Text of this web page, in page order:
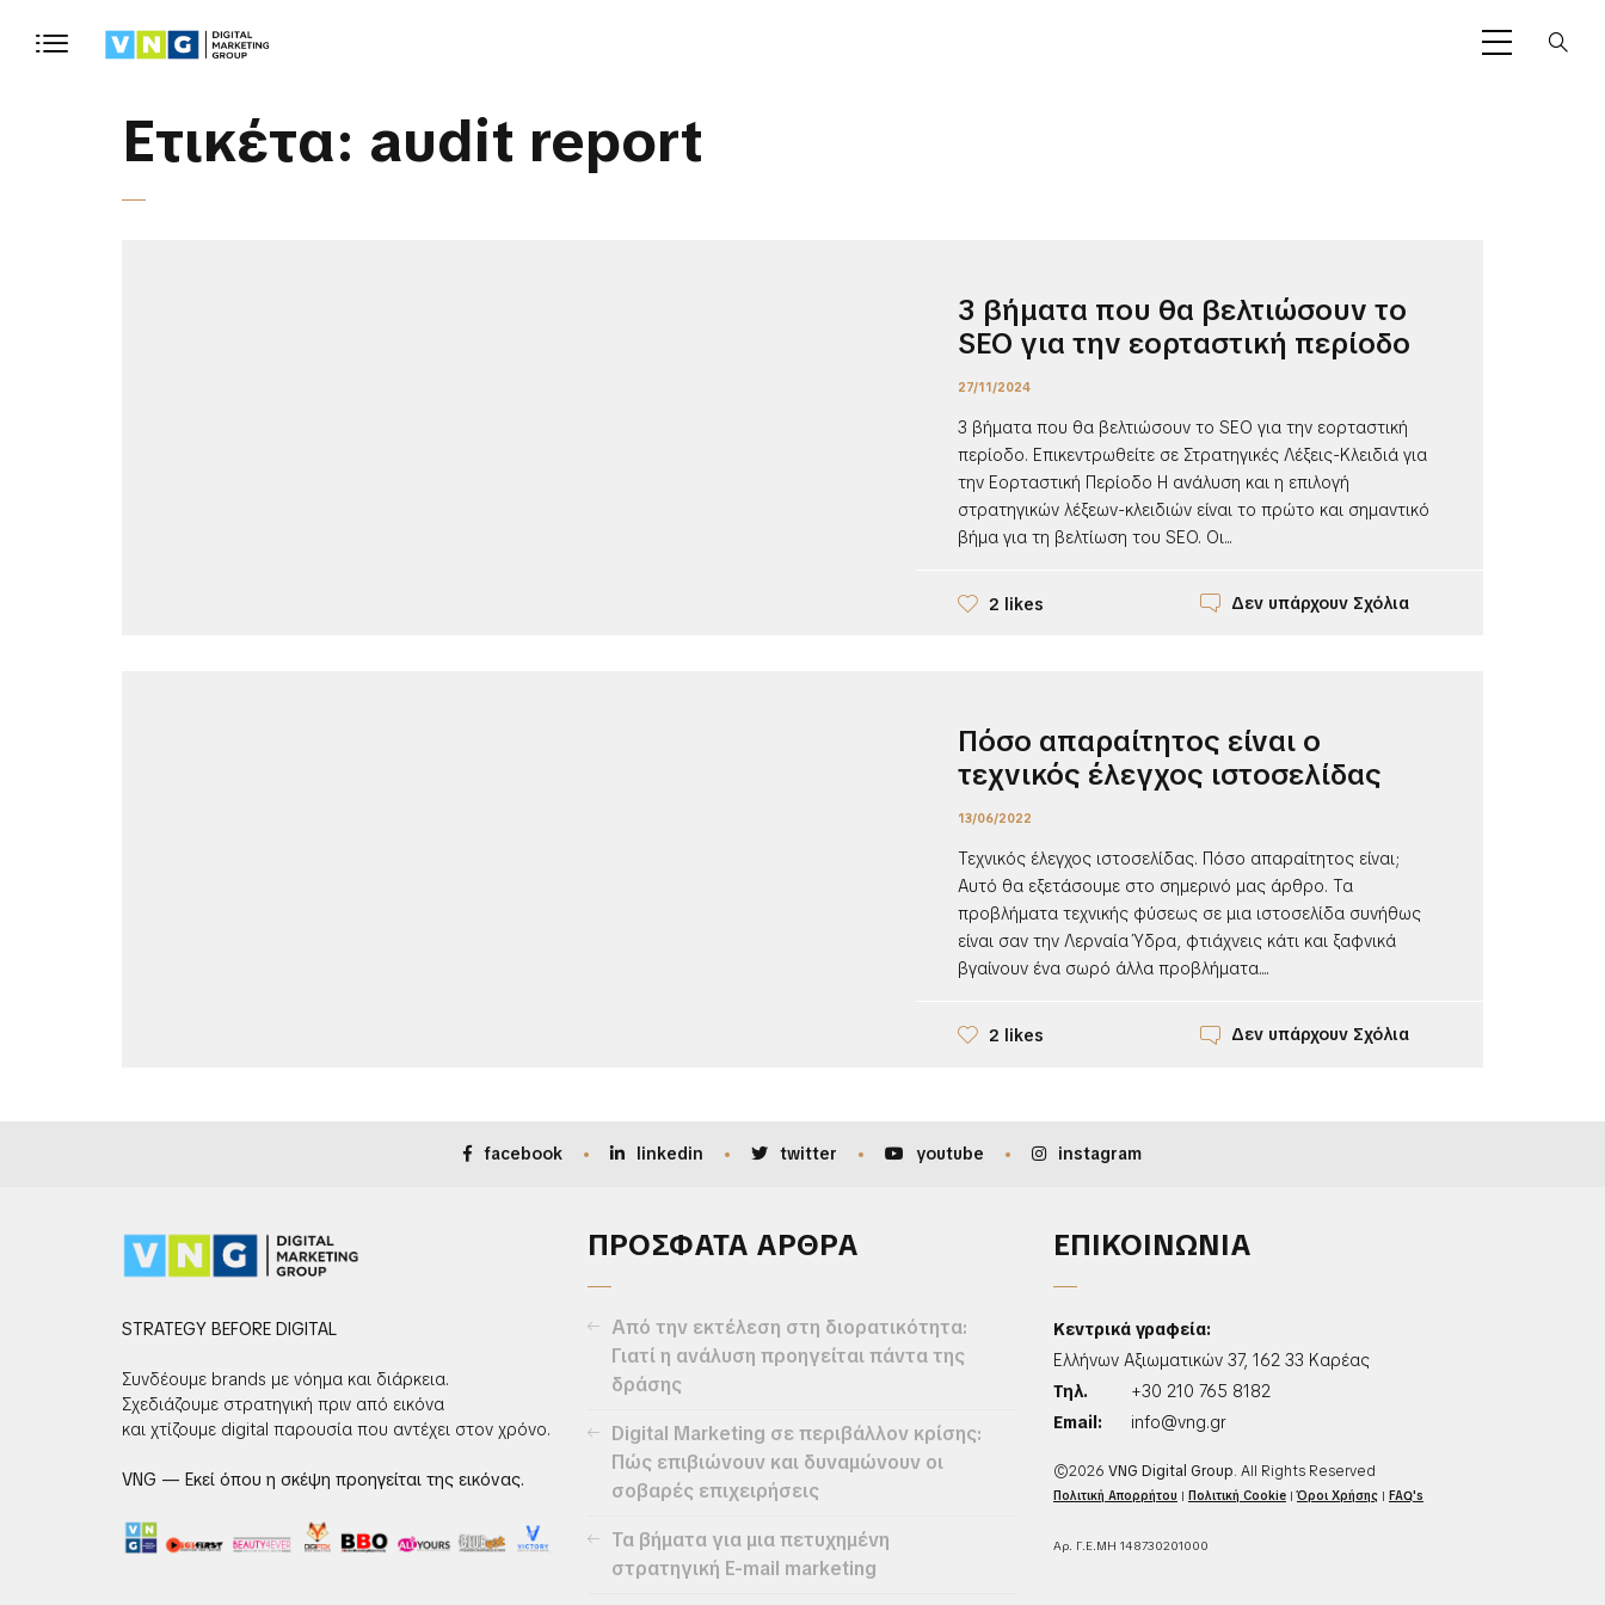
Ετικέτα: audit report
3 βήματα που θα βελτιώσουν το
SEO για την εορταστική περίοδο
27/11/2024
3 βήματα που θα βελτιώσουν το SEO για την εορταστική
περίοδο. Επικεντρωθείτε σε Στρατηγικές Λέξεις-Κλειδιά για
την Εορταστική Περίοδο Η ανάλυση και η επιλογή
στρατηγικών λέξεων-κλειδιών είναι το πρώτο και σημαντικό
βήμα για τη βελτίωση του SEO. Οι...
2 likes Δεν υπάρχουν Σχόλια
Πόσο απαραίτητος είναι ο
τεχνικός έλεγχος ιστοσελίδας
13/06/2022
Τεχνικός έλεγχος ιστοσελίδας. Πόσο απαραίτητος είναι;
Αυτό θα εξετάσουμε στο σημερινό μας άρθρο. Τα
προβλήματα τεχνικής φύσεως σε μια ιστοσελίδα συνήθως
είναι σαν την Λερναία Ύδρα, φτιάχνεις κάτι και ξαφνικά
βγαίνουν ένα σωρό άλλα προβλήματα....
2 likes Δεν υπάρχουν Σχόλια
facebook linkedin twitter youtube instagram
STRATEGY BEFORE DIGITAL
Συνδέουμε brands με νόημα και διάρκεια.
Σχεδιάζουμε στρατηγική πριν από εικόνα
και χτίζουμε digital παρουσία που αντέχει στον χρόνο.
VNG — Εκεί όπου η σκέψη προηγείται της εικόνας.
ΠΡΟΣΦΑΤΑ ΑΡΘΡΑ
Από την εκτέλεση στη διορατικότητα:
Γιατί η ανάλυση προηγείται πάντα της
δράσης
Digital Marketing σε περιβάλλον κρίσης:
Πώς επιβιώνουν και δυναμώνουν οι
σοβαρές επιχειρήσεις
Τα βήματα για μια πετυχημένη
στρατηγική E-mail marketing
ΕΠΙΚΟΙΝΩΝΙΑ
Κεντρικά γραφεία:
Ελλήνων Αξιωματικών 37, 162 33 Καρέας
Τηλ.
+30 210 765 8182
Email:
info@vng.gr
©2026 VNG Digital Group. All Rights Reserved
Πολιτική Απορρήτου | Πολιτική Cookie|Όροι Χρήσης| FAQ's
Αρ. Γ.Ε.ΜΗ 148730201000